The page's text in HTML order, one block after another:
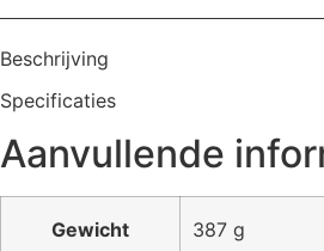
Beschrijving
Specificaties
Aanvullende
Gewicht 387 g